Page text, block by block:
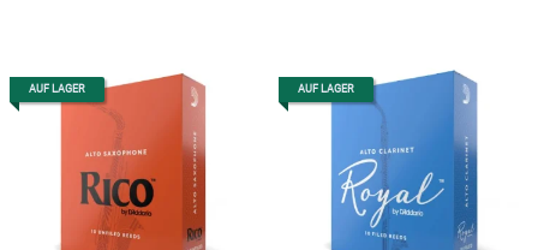
AUF LAGER AUF LAGER